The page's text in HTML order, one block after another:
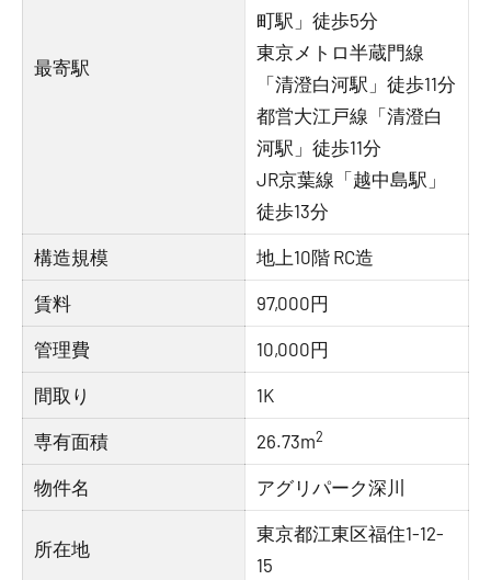
最寄駅
町駅」徒歩5分
東京メトロ半蔵門線
「清澄白河駅」徒歩11分
都営大江戸線「清澄白
河駅」徒歩11分
JR京葉線「越中島駅」
徒歩13分
構造規模 地上10階 RC造
賃料 97,000円
管理費 10,000円
間取り 1K
専有面積 26.73m2
物件名 アグリパーク深川
所在地
東京都江東区福住1-12-
15